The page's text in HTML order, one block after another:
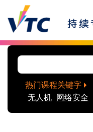
热门课程关键字
无人机
网络安全